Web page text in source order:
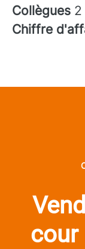
Collègues 2
Chiffre
cour